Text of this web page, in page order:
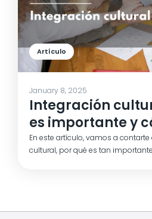
Artículo
January 8, 2025
Integración
es importante y
fomentarla en tu
En este artículo, vamos a
cultural, por qué es tan
un equipo diverso!